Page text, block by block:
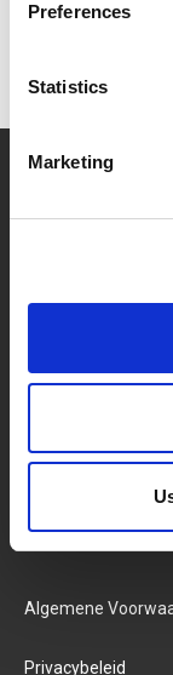
Preferences
Statistics
Marketing
? Hebt u
SERVICES
Algemene
Privacybeleid